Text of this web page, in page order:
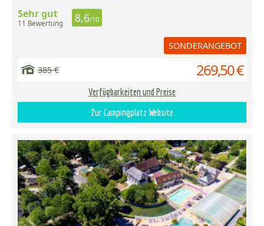
Sehr gut
11 Bewertung 8,6/10
SONDERANGEBOT
385 € 269,50 €
Verfügbarkeiten und Preise
Zur Campingplatz Website